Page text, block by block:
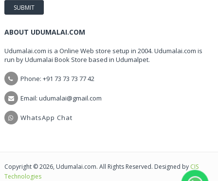
ABOUT UDUMALAI.COM
Udumalai.com is a Online Web store setup in 2004. Udumalai.com is
run by Udumalai Book Store based in Udumalpet.
Phone: +91 73 73 73 77 42
Email: udumalai@gmail.com
WhatsApp Chat
Copyright © 2026, Udumalai.com. All Rights Reserved. Designed by CIS
Technologies